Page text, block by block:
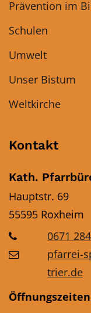
Prävention im
Schulen
Umwelt
Unser Bistum
Weltkirche
Kontakt
Kath.
Hauptstr. 69
55595 Roxheim
0671
pfarrei-
trier.de